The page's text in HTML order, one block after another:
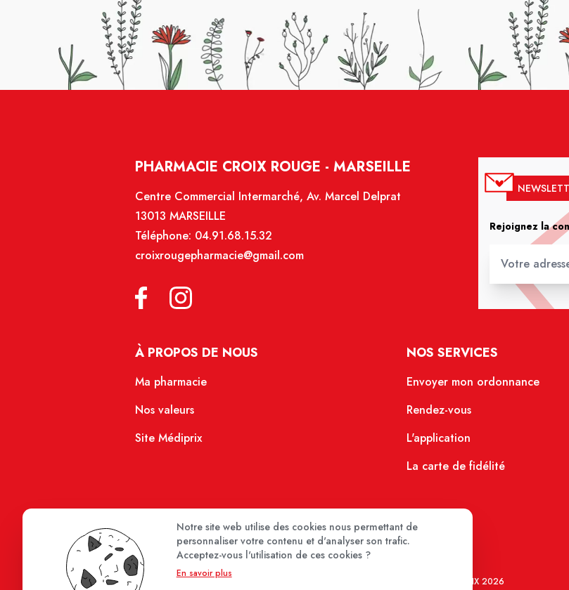
PHARMACIE CROIX ROUGE - MARSEILLE
Centre Commercial Intermarché, Av. Marcel Delprat
13013 MARSEILLE
Téléphone: 04.91.68.15.32
croixrougepharmacie@gmail.com
Rejoignez la
À PROPOS DE NOUS
Ma pharmacie
Nos valeurs
Site Médiprix
NOS SERVICES
Envoyer mon ordonnance
Rendez-vous
L'application
La carte de fidélité
MEDIPRIX 2026
Notre site web utilise des cookies nous permettant de
personnaliser votre contenu et d'analyser son trafic.
Acceptez-vous l'utilisation de ces cookies ?
En savoir plus